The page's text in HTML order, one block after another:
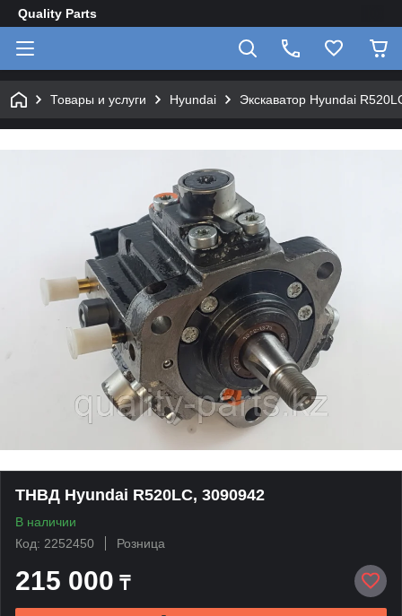
Quality Parts
Товары и услуги Hyundai Экскаватор Hyundai
ТНВД Hyundai R520LC, 3090942
В наличии
Код: 2252450
Розница
215 000 ₸